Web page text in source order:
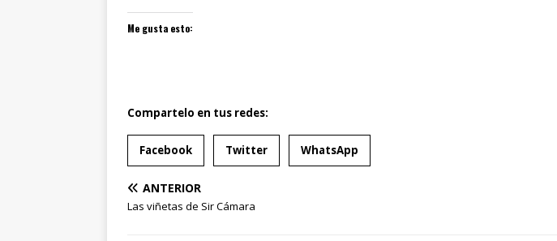
Me gusta esto:
Compartelo en tus redes:
Facebook Twitter WhatsApp
ANTERIOR
Las viñetas de Sir Cámara